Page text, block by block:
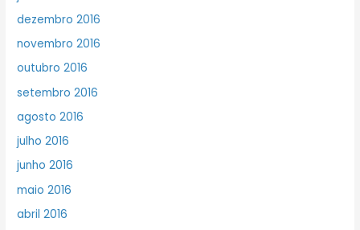
dezembro 2016
novembro 2016
outubro 2016
setembro 2016
agosto 2016
julho 2016
junho 2016
maio 2016
abril 2016